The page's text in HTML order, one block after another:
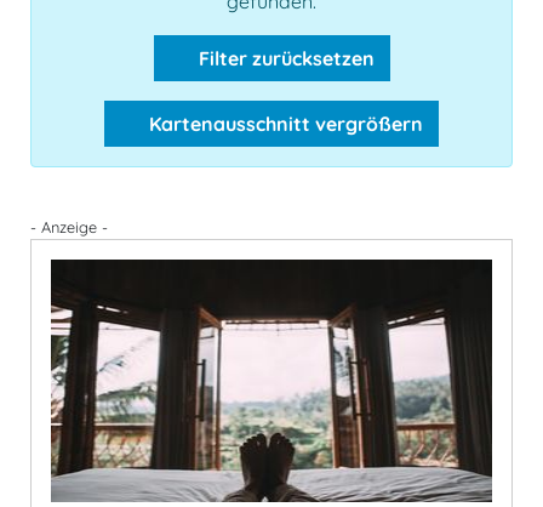
Filter zurücksetzen
Kartenausschnitt vergrößern
- Anzeige -